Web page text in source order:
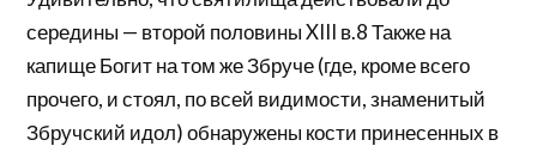
середины — второй половины XIII в.8 Также на
капище Богит на том же Збруче (где, кроме всего
прочего, и стоял, по всей видимости, знаменитый
Збручский идол) обнаружены кости принесенных в